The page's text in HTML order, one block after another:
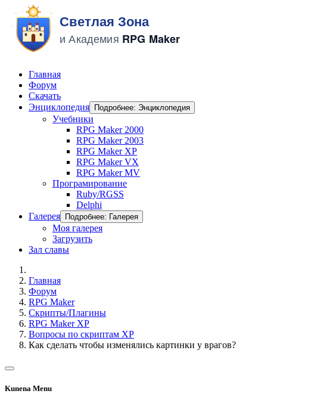
Главная
Форум
Скачать
Энциклопедия
Подробнее: Энциклопедия
Учебники
RPG Maker 2000
RPG Maker 2003
RPG Maker XP
RPG Maker VX
RPG Maker MV
Програмирование
Ruby/RGSS
Delphi
Галерея
Подробнее: Галерея
Моя галерея
Загрузить
Зал славы
Главная
Форум
RPG Maker
Скрипты/Плагины
RPG Maker XP
Вопросы по скриптам XP
Как сделать чтобы изменялись картинки у врагов?
Kunena Menu